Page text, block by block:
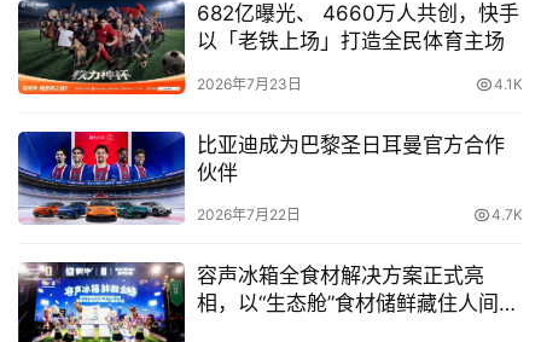
依托快手巨大的流量优势，发挥“短视频+直播”模式价值，
并在垂钓领域快手达人的强大影响力加持下，快手通过此次
大奖赛为金华垂钓产业加码赋能，以“网红+带货+赛事+产
业”模式，加速金华数字经济产业与传统鱼钓产业融合，推
动当地特色产业经济发展。
快手加速金华数字经济发展，成传统产业升级新引擎
金华市副市长邵国强此前曾表示，金华与快手公司签订战略
合作协议，必将促进双方在产业赋能、城市宣传、网络生
682亿曝光、 4660万人共创，快手
以「老铁上场」打造全民体育主场
2026年7月23日 4.1K
比亚迪成为巴黎圣日耳曼官方合作
伙伴
2026年7月22日 4.7K
容声冰箱全食材解决方案正式亮
相，以“生态舱”食材储鲜藏住人间烟